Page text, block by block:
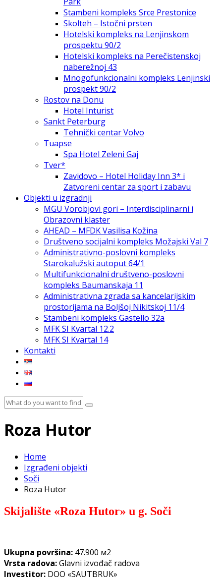
Stambeni kompleks Srce Prestonice
Skolteh – Istočni prsten
Hotelski kompleks na Lenjinskom
prospektu 90/2
Hotelski kompleks na Perečistenskoj
naberežnoj 43
Mnogofunkcionalni kompleks Lenjinski
prospekt 90/2
Rostov na Donu
Hotel Inturist
Sankt Peterburg
Tehnički centar Volvo
Tuapse
Spa Hotel Zeleni Gaj
Tver*
Zavidovo – Hotel Holiday Inn 3* i
Zatvoreni centar za sport i zabavu
Objekti u izgradnji
MGU Vorobjovi gori – Interdisciplinarni i
Obrazovni klaster
AHEAD – MFDK Vasilisa Kožina
Društveno socijalni kompleks Možajski Val 7
Administrativno-poslovni kompleks
Starokalužski autoput 64/1
Multifunkcionalni društveno-poslovni
kompleks Baumanskaja 11
Administrativna zgrada sa kancelarijskim
prostorijama na Boljšoj Nikitskoj 11/4
Stambeni kompleks Gastello 32а
MFK SI Kvartal 12.2
MFK SI Kvartal 14
Kontakti
Roza Hutor
Home
Izgrađeni objekti
Soči
Roza Hutor
Skijalište «Roza Hutor» u g. Soči
Ukupna površina: 47.900 м2
Vrsta radova:Glavni izvođač radova
Investitor: DOO «SAUTBRUK»